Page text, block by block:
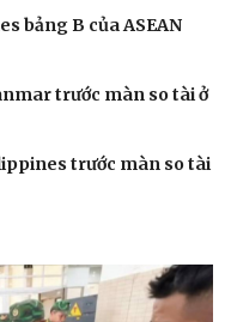
đổi số
bảng B của ASEAN
trước màn so tài ở
trước màn so tài